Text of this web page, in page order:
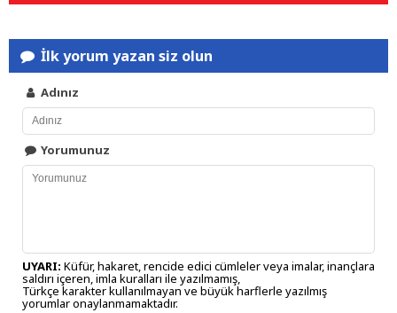
İlk yorum yazan siz olun
Adınız
Yorumunuz
UYARI: Küfür, hakaret, rencide edici cümleler veya imalar, inançlara
saldırı içeren, imla kuralları ile yazılmamış,
Türkçe karakter kullanılmayan ve büyük harflerle yazılmış
yorumlar onaylanmamaktadır.